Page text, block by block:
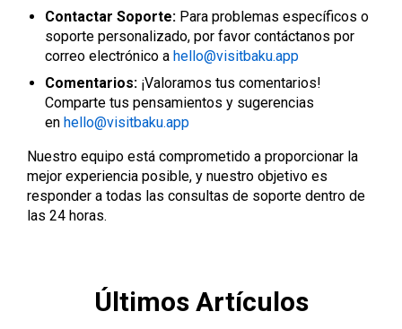
Contactar Soporte: Para problemas específicos o
soporte personalizado, por favor contáctanos por
correo electrónico a hello@visitbaku.app
Comentarios: ¡Valoramos tus comentarios!
Comparte tus pensamientos y sugerencias
en hello@visitbaku.app
Nuestro equipo está comprometido a proporcionar la
mejor experiencia posible, y nuestro objetivo es
responder a todas las consultas de soporte dentro de
las 24 horas.
Últimos Artículos